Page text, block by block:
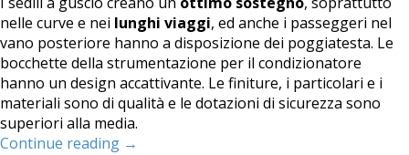
nelle curve e nei lunghi viaggi, ed anche i passeggeri nel
vano posteriore hanno a disposizione dei poggiatesta. Le
bocchette della strumentazione per il condizionatore
hanno un design accattivante. Le finiture, i particolari e i
materiali sono di qualità e le dotazioni di sicurezza sono
superiori alla media.
Continue reading →